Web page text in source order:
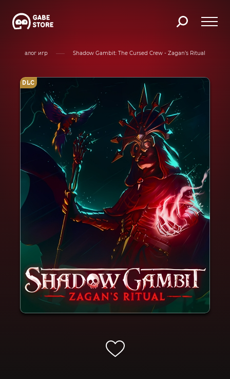
Каталог игр Shadow Gambit: The Cursed Crew - Zagan’s Ritual
DLC